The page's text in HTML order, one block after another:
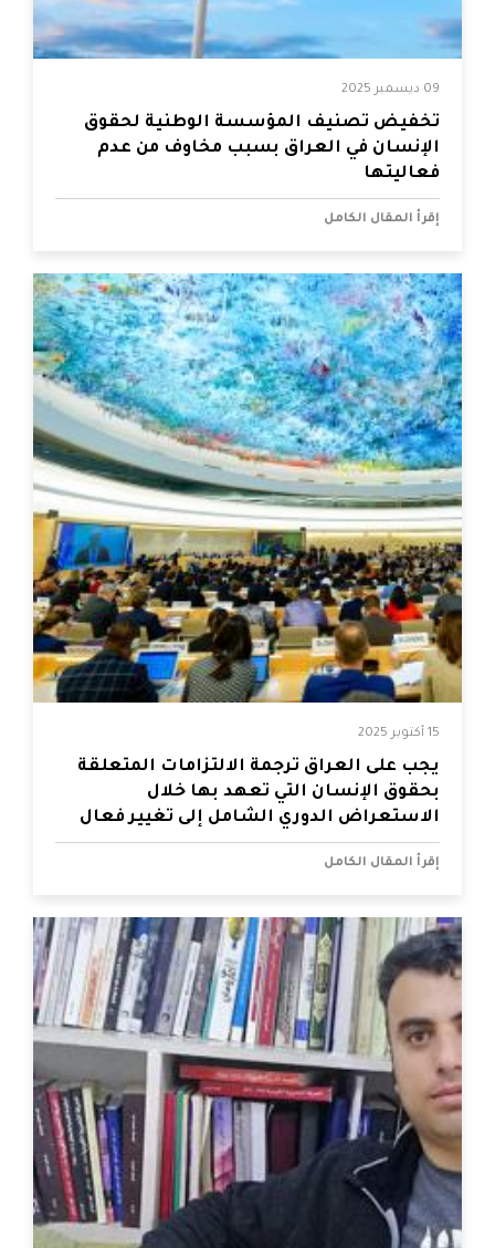
09 ديسمبر 2025
تخفيض تصنيف المؤسسة الوطنية لحقوق
الإنسان في العراق بسبب مخاوف من عدم
فعاليتها
إقرأ المقال الكامل
15 أكتوبر 2025
يجب على العراق ترجمة الالتزامات المتعلقة
بحقوق الإنسان التي تعهد بها خلال
الاستعراض الدوري الشامل إلى تغيير فعال
إقرأ المقال الكامل